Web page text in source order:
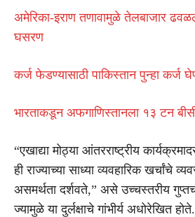
अमेरिका-इराण तणावामुळे तेलबाजार
घसरण
कर्ज फेडण्यासाठी पाकिस्तान पुन्हा कर्ज
भारताकडून अफगाणिस्तानला १३ टन
“एखाद्या मोठ्या आंतरराष्ट्रीय
ही राज्याच्या साध्या व्यवहारिक खर्चांचे
असमर्थता दर्शवते,” असे उच्चस्तरीय
ज्यामुळे या दुर्लक्षाचे गांभीर्य अधोरेखित होते.